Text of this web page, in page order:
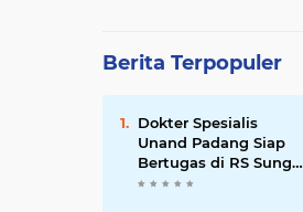
Berita Terpopuler
Dokter Spesialis
Unand Padang Siap
Bertugas di RS Sungai
Bahar, Bupati BBS